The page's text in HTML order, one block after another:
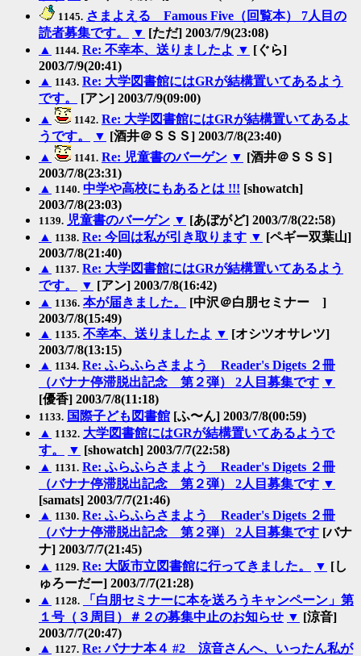
1145. さまよえる Famous Five（回覧本） 7人目の
読者募集です。
▼ [ただ] 2003/7/9(23:08)
▲ 1144. Re: 不幸本、送りましたよ ▼ [ぐら]
2003/7/9(20:41)
▲ 1143. Re: 大学図書館にはGRが結構置いてあるよう
です。
[アン] 2003/7/9(09:00)
▲
1142. Re: 大学図書館にはGRが結構置いてあるよ
うです。
▼ [酒井＠ＳＳＳ] 2003/7/8(23:40)
▲
1141. Re: 児童書のバーゲン ▼ [酒井＠ＳＳＳ]
2003/7/8(23:31)
▲ 1140. 中学や高校にもあるとは !!! [showatch]
2003/7/8(23:03)
1139. 児童書のバーゲン ▼ [あぼがど] 2003/7/8(22:58)
▲ 1138. Re: 今回は私が引き取ります ▼ [ペギー双葉山]
2003/7/8(21:40)
▲ 1137. Re: 大学図書館にはGRが結構置いてあるよう
です。
▼ [アン] 2003/7/8(16:42)
▲ 1136. 本が届きました。
[中沢＠白朋セミナー ]
2003/7/8(15:49)
▲ 1135. 不幸本、送りましたよ ▼ [オシツオサレツ]
2003/7/8(13:15)
▲ 1134. Re: ふらふらさまよう Reader's Digets ２冊
（バナナ停滞脱出記念 第２弾） 2人目募集です ▼
[優香] 2003/7/8(11:18)
1133. 国際子ども図書館 [ふ〜ん] 2003/7/8(00:59)
▲ 1132. 大学図書館にはGRが結構置いてあるようで
す。
▼ [showatch] 2003/7/7(22:58)
▲ 1131. Re: ふらふらさまよう Reader's Digets ２冊
（バナナ停滞脱出記念 第２弾） 2人目募集です ▼
[samats] 2003/7/7(21:46)
▲ 1130. Re: ふらふらさまよう Reader's Digets ２冊
（バナナ停滞脱出記念 第２弾） 2人目募集です [バナ
ナ] 2003/7/7(21:45)
▲ 1129. Re: 大阪市立図書館に行ってきました。 ▼ [し
ゅろーだー] 2003/7/7(21:28)
▲ 1128.
「白朋セミナーに本を送ろうキャンペーン」第
１号（３周目）＃２の募集中止のお知らせ ▼ [涼音]
2003/7/7(20:47)
▲ 1127. Re: バナナ本４ #2 涼音さんへ、いったん私が